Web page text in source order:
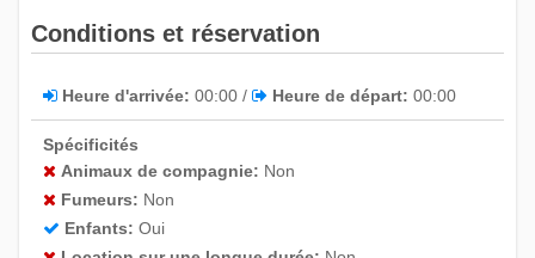
Conditions et réservation
Heure d'arrivée: 00:00 / Heure de départ: 00:00
Spécificités
Animaux de compagnie: Non
Fumeurs: Non
Enfants: Oui